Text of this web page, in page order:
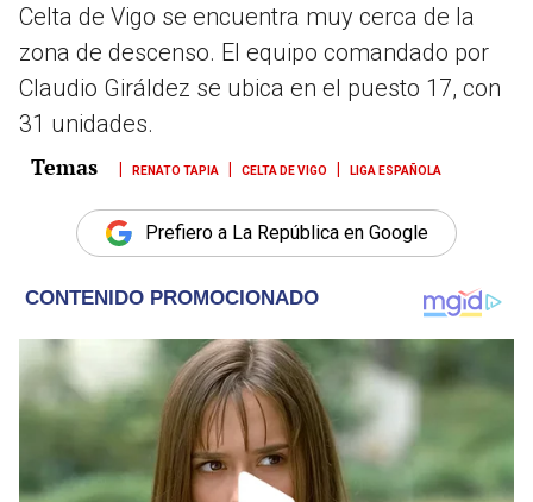
Celta de Vigo se encuentra muy cerca de la
zona de descenso. El equipo comandado por
Claudio Giráldez se ubica en el puesto 17, con
31 unidades.
RENATO TAPIA CELTA DE VIGO LIGA ESPAÑOLA
Prefiero a La República en Google